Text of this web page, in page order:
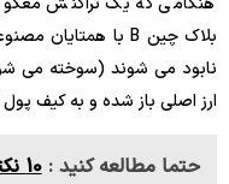
نابود می شوند (سوخته می
ارز اصلی باز شده و به کیف
حتما مطالعه کنید :
10